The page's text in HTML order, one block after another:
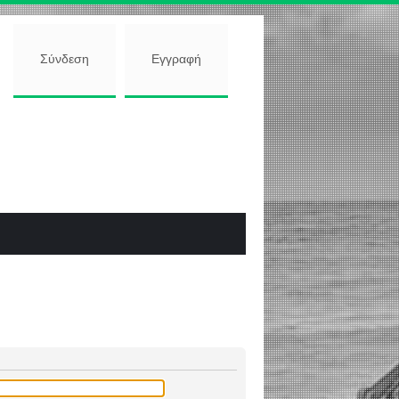
Σύνδεση Εγγραφή